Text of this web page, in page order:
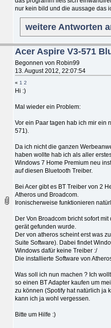
nur kein bild und die aussage das
weitere Antworten
Acer Aspire V3-571
Begonnen von Robin99
13. August 2012, 22:07:54
« 1 2
Hi :)
Mal wieder ein Problem:
Vor ein Paar tagen hab ich mir ein
571).
Da ich nicht die ganzen
haben wollte hab ich als aller
Windows 7 Home Premium neu
auf diesen Bluetooth Treiber.
Bei Acer gibt es BT Treiber von 2
Atheros und Broadcom.
Ironischerweise funktionieren
Der Von Broadcom bricht sofort
gerät gefunden wurde.
Der von atheros scheint erst was
Suite Software). Dabei findet
Windows dafür keine Treiber :/
Die installierte Software von
Was soll ich nun machen ? Ich
so einen BT Adapter kaufen um
zu können (Spotify hat natürlich ja
kann ich ja wohl vergessen.
Bitte um Hilfe :)